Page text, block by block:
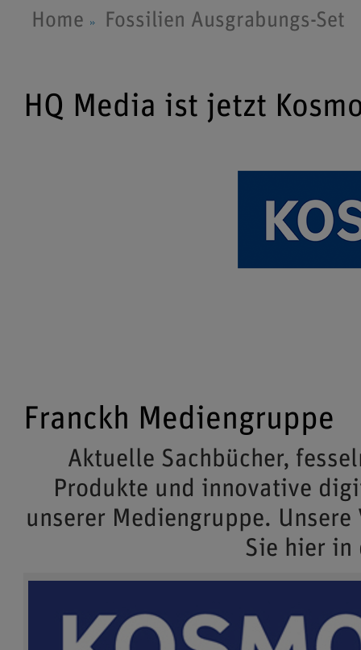
Home Fossilien Ausgrabungs-Set
HQ Media ist jetzt
Franckh Mediengruppe
Aktuelle Sachbücher,
Produkte und innovative
unserer Mediengruppe.
Sie hier in